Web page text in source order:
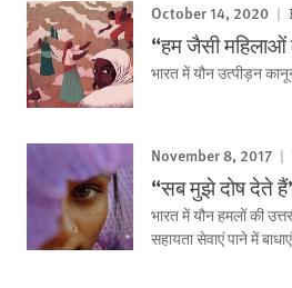
October 14, 2020
“हम जैसी महिलाओं
भारत में यौन उत्पीड़न
November 8, 2017
“सब मुझे दोष देते
भारत में यौन हमलों की
सहायता सेवाएं पाने में बाधाएं